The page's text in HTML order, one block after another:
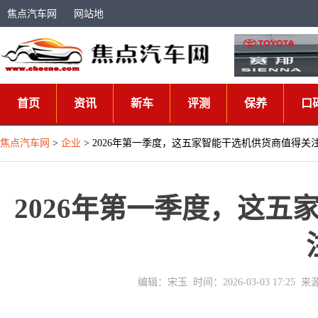
焦点汽车网 网站地
首页 资讯 新车 评测 保养 口
焦点汽车网 > 企业 > 2026年第一季度，这五家智能干选机供货商值得关
2026年第一季度，这五
编辑：宋玉 时间：2026-03-03 17:25